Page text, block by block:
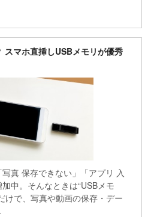
スマホ直挿しUSBメモリが優秀
真 保存できない」「アプリ 入
中。そんなときは“USBメモ
けで、写真や動画の保存・デー